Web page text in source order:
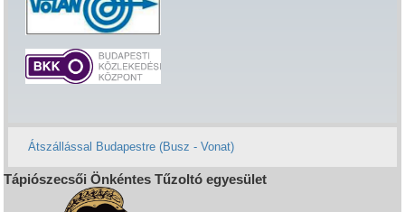
Átszállással Budapestre (Busz - Vonat)
Tápiószecsői Önkéntes Tűzoltó egyesület